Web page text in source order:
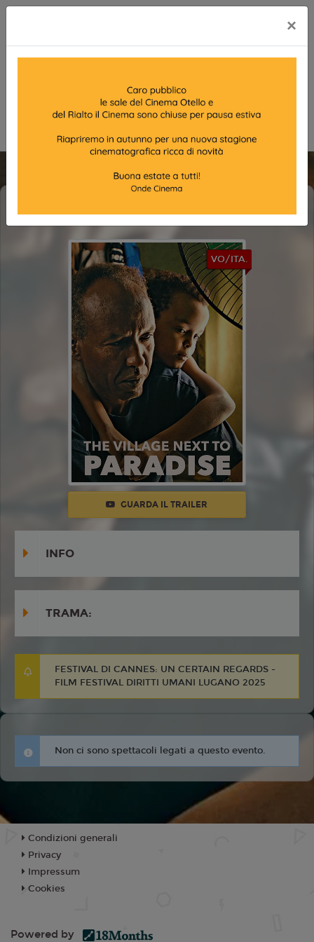
THE VILLAGE NEXT TO PARADISE
VO/ITA.
GUARDA IL TRAILER
INFO
TRAMA:
FESTIVAL DI CANNES: UN CERTAIN REGARDS -
FILM FESTIVAL DIRITTI UMANI LUGANO 2025
Non ci sono spettacoli legati a questo evento.
×
Condizioni generali
Privacy
Impressum
Cookies
Powered by